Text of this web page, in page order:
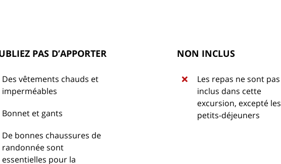
PAS D’APPORTER
Des vêtements chauds et
imperméables
Bonnet et gants
De bonnes chaussures de
randonnée sont
essentielles pour la
NON INCLUS
Les repas ne sont pas
inclus dans cette
excursion, excepté les
petits-déjeuners